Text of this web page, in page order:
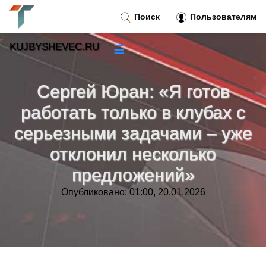
Сергей Юран: «Я готов
работать только в клубах с
серьезными задачами – уже
отклонил несколько
предложений»
Опубликовано: 01:00, 20.01.2026
Поиск Пользователям
KUJBYSHEVEC.RU ☰
Новости
Тренды новостей »
Рубрики»